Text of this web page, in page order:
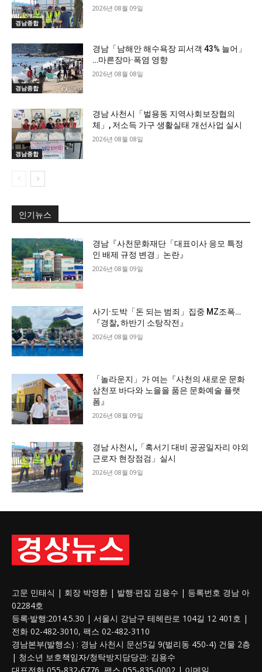
경남종합
2026년 08월 09일
경남종합
경남「남해안 해수욕장 피서객 43% 늘어」
…마른장마·폭염 영향
2026년 08월 08일
경남종합
경남 사천시「벌용동 지역사회보장협의
체」, 저소득 가구 생활실태 개선사업 실시
2026년 08월 08일
인기뉴스
경남『사천문화재단「대표이사 응모 특정
인 배제 규정 변경」논란』
2026년 08월 09일
사기·도박「돈 되는 범죄」집중 MZ조폭…
『경찰, 하반기 소탕작전』
2026년 08월 09일
「놀라운지」가 여는『사천의 새로운 문화
삼천포 바다와 노을을 품은 문화예술 플랫
폼』
2026년 08월 09일
경남 사천시,「혹서기 대비 공공일자리 야외
근로자 현장점검」실시
2026년 08월 09일
고문 민태식 | 회장 박영환 | 발행·편집 김용수 | 등록번호 경남 아
02284호
등록·발행:2014.5.30 | 서울시 강남구 테헤란로 104길 12 401호 |
전화 02-482-3010, 팩스 02-482-3110
경남본부(발행소) : 경남 사천시 문선5길 9(벌리동 450-4) 건물 2층
| 청소년 보호책임자/청탁방지담당관: 김용수